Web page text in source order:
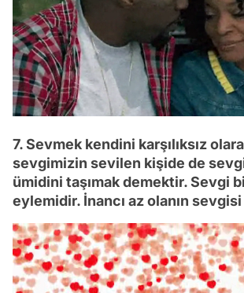
7. Sevmek kendini karşılıksız
sevgimizin sevilen kişide de
ümidini taşımak demektir. Sevgi
eylemidir. İnancı az olanın sevgisi